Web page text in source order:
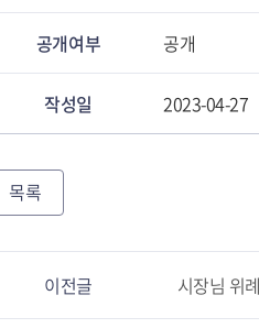
공개여부 공개
작성일 2023-04-27
목록
이전글 시장님 위